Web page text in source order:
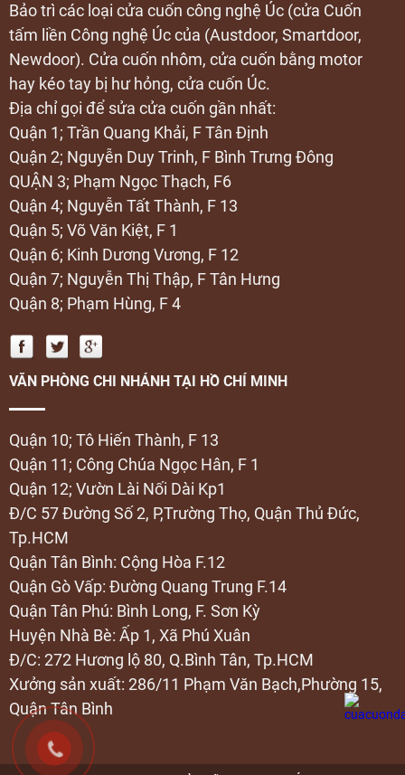
Bảo trì các loại cửa cuốn công nghệ Úc (cửa Cuốn
tấm liền Công nghệ Úc của (Austdoor, Smartdoor,
Newdoor). Cửa cuốn nhôm, cửa cuốn bằng motor
hay kéo tay bị hư hỏng, cửa cuốn Úc.
Địa chỉ gọi để sửa cửa cuốn gần nhất:
Quận 1; Trần Quang Khải, F Tân Định
Quận 2; Nguyễn Duy Trinh, F Bình Trưng Đông
QUẬN 3; Phạm Ngọc Thạch, F6
Quận 4; Nguyễn Tất Thành, F 13
Quận 5; Võ Văn Kiệt, F 1
Quận 6; Kinh Dương Vương, F 12
Quận 7; Nguyễn Thị Thập, F Tân Hưng
Quận 8; Phạm Hùng, F 4
VĂN PHÒNG CHI NHÁNH TẠI HỒ CHÍ MINH
Quận 10; Tô Hiến Thành, F 13
Quận 11; Công Chúa Ngọc Hân, F 1
Quận 12; Vườn Lài Nối Dài Kp1
Đ/C 57 Đường Số 2, P,Trường Thọ, Quận Thủ Đức,
Tp.HCM
Quận Tân Bình: Cộng Hòa F.12
Quận Gò Vấp: Đường Quang Trung F.14
Quận Tân Phú: Bình Long, F. Sơn Kỳ
Huyện Nhà Bè: Ấp 1, Xã Phú Xuân
Đ/C: 272 Hương lộ 80, Q.Bình Tân, Tp.HCM
Xưởng sản xuất: 286/11 Phạm Văn Bạch,Phường 15,
Quận Tân Bình